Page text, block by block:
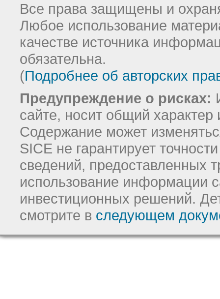
Все права защищены и
Любое использование
качестве источника
обязательна.
(Подробнее об авторских
Предупреждение о рисках:
сайте, носит общий
Содержание может
SICE не гарантирует
сведений, предоставленных
использование информации
инвестиционных решений.
смотрите в следующем